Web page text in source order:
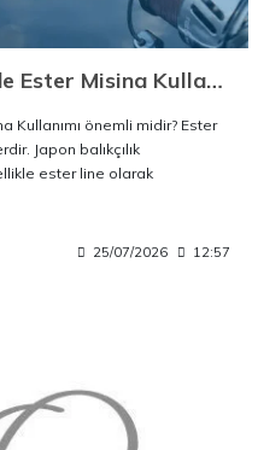
Ester Misina Nedir? Lrf de Ester Misina Kullanımı
Kullanımı önemli midir? Ester
Japon balıkçılık
ester line olarak
25/07/2026 12:57